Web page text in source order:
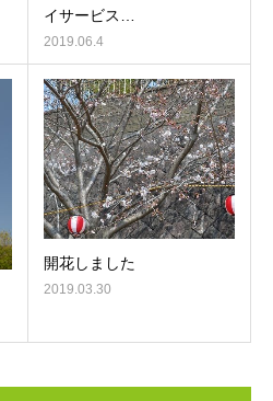
イサービス…
2019.06.4
開花しました
2019.03.30